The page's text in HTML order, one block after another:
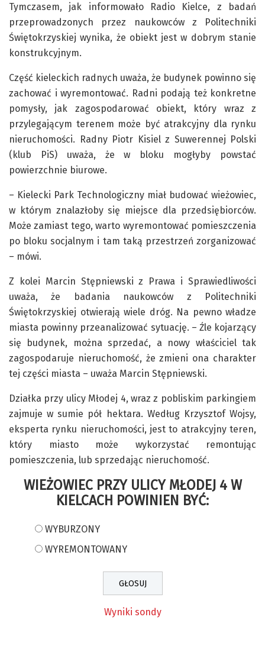
Tymczasem, jak informowało Radio Kielce, z badań
przeprowadzonych przez naukowców z Politechniki
Świętokrzyskiej wynika, że obiekt jest w dobrym stanie
konstrukcyjnym.
Część kieleckich radnych uważa, że budynek powinno się
zachować i wyremontować. Radni podają też konkretne
pomysły, jak zagospodarować obiekt, który wraz z
przylegającym terenem może być atrakcyjny dla rynku
nieruchomości. Radny Piotr Kisiel z Suwerennej Polski
(klub PiS) uważa, że w bloku mogłyby powstać
powierzchnie biurowe.
– Kielecki Park Technologiczny miał budować wieżowiec,
w którym znalazłoby się miejsce dla przedsiębiorców.
Może zamiast tego, warto wyremontować pomieszczenia
po bloku socjalnym i tam taką przestrzeń zorganizować
– mówi.
Z kolei Marcin Stępniewski z Prawa i Sprawiedliwości
uważa, że badania naukowców z Politechniki
Świętokrzyskiej otwierają wiele dróg. Na pewno władze
miasta powinny przeanalizować sytuację. – Źle kojarzący
się budynek, można sprzedać, a nowy właściciel tak
zagospodaruje nieruchomość, że zmieni ona charakter
tej części miasta – uważa Marcin Stępniewski.
Działka przy ulicy Młodej 4, wraz z pobliskim parkingiem
zajmuje w sumie pół hektara. Według Krzysztof Wojsy,
eksperta rynku nieruchomości, jest to atrakcyjny teren,
który miasto może wykorzystać remontując
pomieszczenia, lub sprzedając nieruchomość.
WIEŻOWIEC PRZY ULICY MŁODEJ 4 W
KIELCACH POWINIEN BYĆ:
WYBURZONY
WYREMONTOWANY
Wyniki sondy